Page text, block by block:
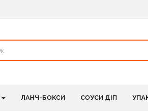
ЛАНЧ-БОКСИ СОУСИ ДІП